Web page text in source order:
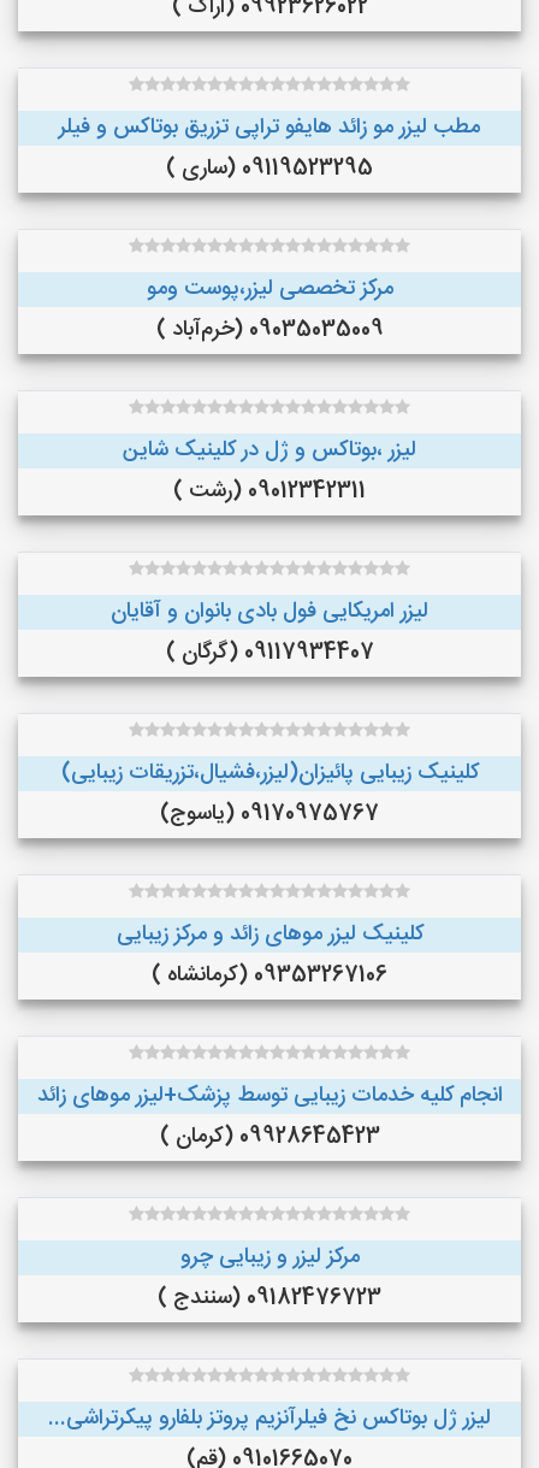
09923626022 (اراک )
مطب لیزر مو زائد هایفو تراپی تزریق بوتاکس و فیلر
09119523295 (ساری )
مرکز تخصصی لیزر،پوست و‌مو
09035035009 (خرم‌آباد )
لیزر ،بوتاکس و ژل در کلینیک شاین
09012342311 (رشت )
لیزر امریکایی فول بادی بانوان و آقایان
09117934407 (گرگان )
کلینیک زیبایی پائیزان(لیزر،فشیال،تزریقات زیبایی)
09170975767 (یاسوج)
کلینیک لیزر موهای زائد و مرکز زیبایی
09353267106 (کرمانشاه )
انجام کلیه خدمات زیبایی توسط پزشک+لیزر موهای زائد
09928645423 (کرمان )
مرکز لیزر و زیبایی چرو
09182476723 (سنندج )
لیزر ژل بوتاکس نخ فیلرآنزیم پروتز بلفارو پیکرتراشی...
09101665070 (قم)